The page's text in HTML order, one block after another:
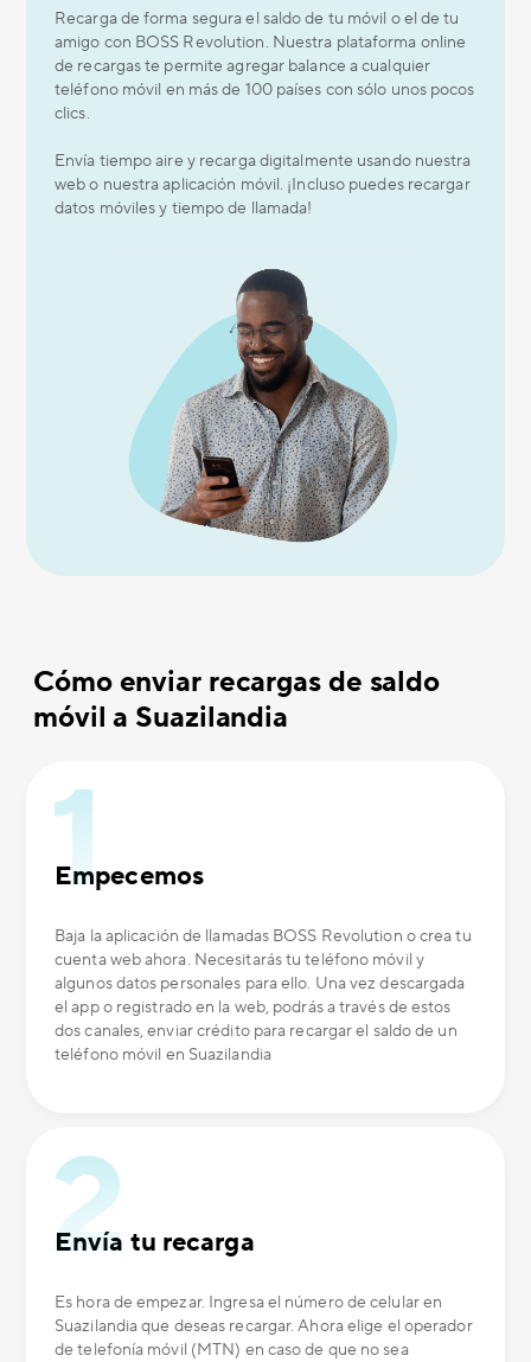
Recarga de forma segura el saldo de tu móvil o el de tu
amigo con BOSS Revolution. Nuestra plataforma online
de recargas te permite agregar balance a cualquier
teléfono móvil en más de 100 países con sólo unos pocos
clics.
Envía tiempo aire y recarga digitalmente usando nuestra
web o nuestra aplicación móvil. ¡Incluso puedes recargar
datos móviles y tiempo de llamada!
Cómo enviar recargas de saldo
móvil a Suazilandia
Empecemos
Baja la aplicación de llamadas BOSS Revolution o crea tu
cuenta web ahora. Necesitarás tu teléfono móvil y
algunos datos personales para ello. Una vez descargada
el app o registrado en la web, podrás a través de estos
dos canales, enviar crédito para recargar el saldo de un
teléfono móvil en Suazilandia
Envía tu recarga
Es hora de empezar. Ingresa el número de celular en
Suazilandia que deseas recargar. Ahora elige el operador
de telefonía móvil (MTN) en caso de que no sea